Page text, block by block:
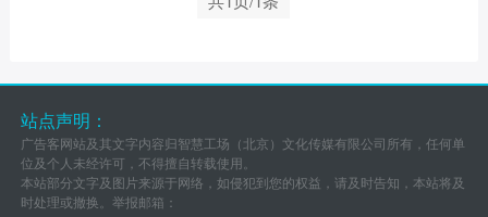
站点声明：
广告客网站及其文字内容归智慧工场（北京）文化传媒有限公司所有，任何单
位及个人未经许可，不得擅自转载使用。
本站部分文字及图片来源于网络，如侵犯到您的权益，请及时告知，本站将及
时处理或撤换。举报邮箱：